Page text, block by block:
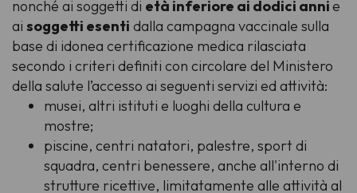
nonché ai soggetti di età inferiore ai dodici annie
ai soggetti esenti dalla campagna vaccinale sulla
base di idonea certificazione medica rilasciata
secondo i criteri definiti con circolare del Ministero
della salute l’accesso ai seguenti servizi ed attività:
musei, altri istituti e luoghi della cultura e
mostre;
piscine, centri natatori, palestre, sport di
squadra, centri benessere, anche all'interno di
strutture ricettive, limitatamente alle attività al